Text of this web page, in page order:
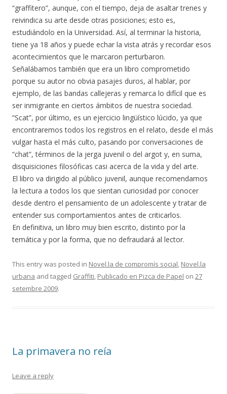
“graffitero”, aunque, con el tiempo, deja de asaltar trenes y
reivindica su arte desde otras posiciones; esto es,
estudiándolo en la Universidad. Así, al terminar la historia,
tiene ya 18 años y puede echar la vista atrás y recordar esos
acontecimientos que le marcaron perturbaron.
Señalábamos también que era un libro comprometido
porque su autor no obvia pasajes duros, al hablar, por
ejemplo, de las bandas callejeras y remarca lo difícil que es
ser inmigrante en ciertos ámbitos de nuestra sociedad.
“Scat”, por último, es un ejercicio lingüístico lúcido, ya que
encontraremos todos los registros en el relato, desde el más
vulgar hasta el más culto, pasando por conversaciones de
“chat”, términos de la jerga juvenil o del argot y, en suma,
disquisiciones filosóficas casi acerca de la vida y del arte.
El libro va dirigido al público juvenil, aunque recomendamos
la lectura a todos los que sientan curiosidad por conocer
desde dentro el pensamiento de un adolescente y tratar de
entender sus comportamientos antes de criticarlos.
En definitiva, un libro muy bien escrito, distinto por la
temática y por la forma, que no defraudará al lector.
This entry was posted in Novel.la de compromís social, Novel.la
urbana and tagged Graffiti, Publicado en Pizca de Papel on 27
setembre 2009.
La primavera no reía
Leave a reply